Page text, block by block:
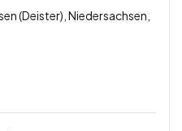
(Deister), Niedersachsen,